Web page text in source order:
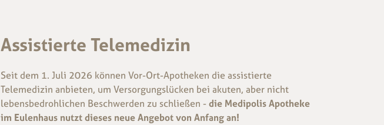
Assistierte Telemedizin
Seit dem 1. Juli 2026 können Vor-Ort-Apotheken die assistierte
Telemedizin anbieten, um Versorgungslücken bei akuten, aber nicht
lebensbedrohlichen Beschwerden zu schließen -die Medipolis Apotheke
im Eulenhaus nutzt dieses neue Angebot von Anfang an!